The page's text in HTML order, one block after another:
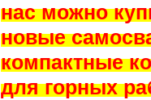
нас можно
новые
компактные
для горных